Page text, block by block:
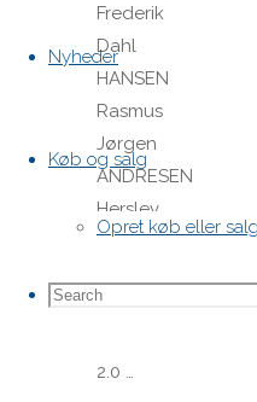
Nyheder
Køb og salg
Opret køb eller
Search
Search
Frederik
Dahl
HANSEN
Rasmus
Jørgen
ANDRESEN
Herslev
Strand
11.0 8.0
2.0 …